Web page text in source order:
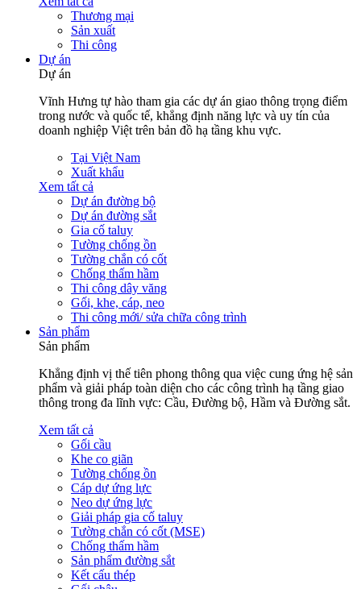
Thương mại
Sản xuất
Thi công
Dự án
Dự án
Vĩnh Hưng tự hào tham gia các dự án giao thông trọng điểm
trong nước và quốc tế, khẳng định năng lực và uy tín của
doanh nghiệp Việt trên bản đồ hạ tầng khu vực.
Tại Việt Nam
Xuất khẩu
Xem tất cả
Dự án đường bộ
Dự án đường sắt
Gia cố taluy
Tường chống ồn
Tường chắn có cốt
Chống thấm hầm
Thi công dây văng
Gối, khe, cáp, neo
Thi công mới/ sửa chữa công trình
Sản phẩm
Sản phẩm
Khẳng định vị thế tiên phong thông qua việc cung ứng hệ sản
phẩm và giải pháp toàn diện cho các công trình hạ tầng giao
thông trong đa lĩnh vực: Cầu, Đường bộ, Hầm và Đường sắt.
Xem tất cả
Gối cầu
Khe co giãn
Tường chống ồn
Cáp dự ứng lực
Neo dự ứng lực
Giải pháp gia cố taluy
Tường chắn có cốt (MSE)
Chống thấm hầm
Sản phẩm đường sắt
Kết cấu thép